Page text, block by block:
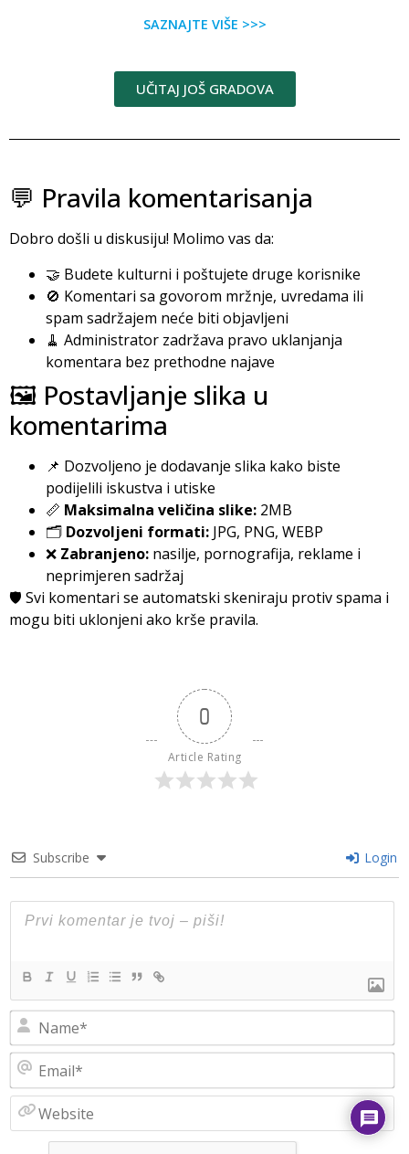
SAZNAJTE VIŠE >>>
UČITAJ JOŠ GRADOVA
💬 Pravila komentarisanja
Dobro došli u diskusiju! Molimo vas da:
🤝 Budete kulturni i poštujete druge korisnike
🚫 Komentari sa govorom mržnje, uvredama ili
spam sadržajem neće biti objavljeni
🧹 Administrator zadržava pravo uklanjanja
komentara bez prethodne najave
🖼️ Postavljanje slika u
komentarima
📌 Dozvoljeno je dodavanje slika kako biste
podijelili iskustva i utiske
📏 Maksimalna veličina slike: 2MB
🗂️ Dozvoljeni formati: JPG, PNG, WEBP
❌ Zabranjeno: nasilje, pornografija, reklame i
neprimjeren sadržaj
🛡️ Svi komentari se automatski skeniraju protiv spama i
mogu biti uklonjeni ako krše pravila.
0
Article Rating
Subscribe Login